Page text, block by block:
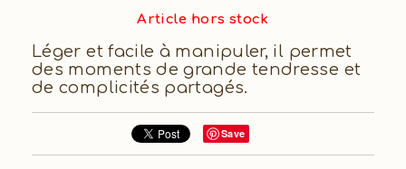
Article hors stock
Léger et facile à manipuler, il permet
des moments de grande tendresse et
de complicités partagés.
Save